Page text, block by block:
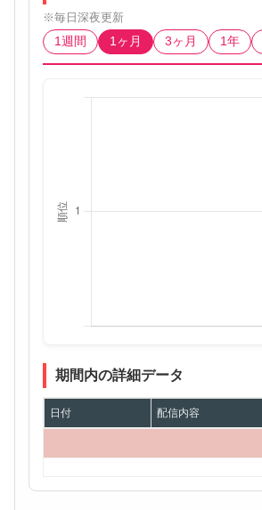
※毎日深夜更新
1週間
1ヶ月 3ヶ月 1年
期間内の詳細データ
日付 配信内容